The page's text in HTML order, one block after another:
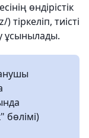
өндірістік
тиісті
ұсынылады.